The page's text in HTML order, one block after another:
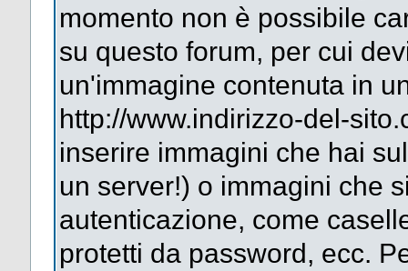
momento non è possibile
su questo forum, per cui
un'immagine contenuta in
http://www.indirizzo-del-
inserire immagini che hai
un server!) o immagini che
autenticazione, come
protetti da password, ecc.